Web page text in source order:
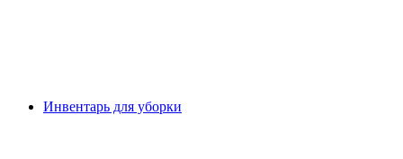
Инвентарь для уборки